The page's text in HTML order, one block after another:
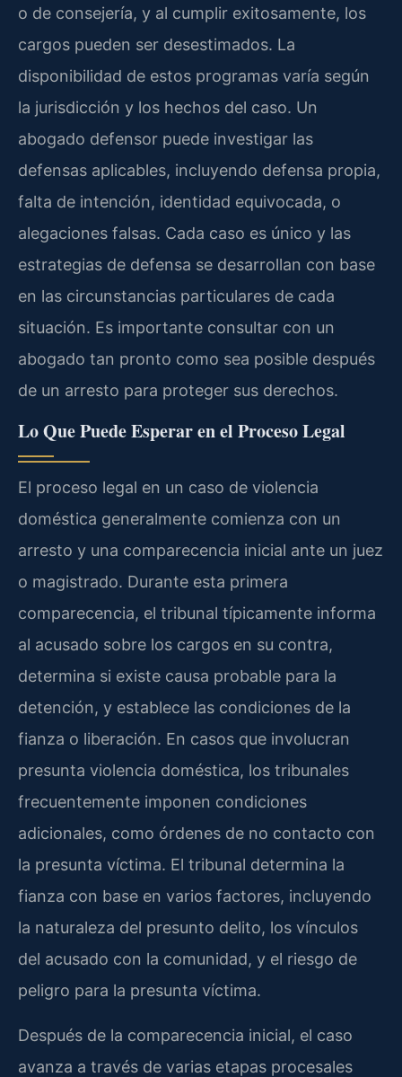
o de consejería, y al cumplir exitosamente, los
cargos pueden ser desestimados. La
disponibilidad de estos programas varía según
la jurisdicción y los hechos del caso. Un
abogado defensor puede investigar las
defensas aplicables, incluyendo defensa propia,
falta de intención, identidad equivocada, o
alegaciones falsas. Cada caso es único y las
estrategias de defensa se desarrollan con base
en las circunstancias particulares de cada
situación. Es importante consultar con un
abogado tan pronto como sea posible después
de un arresto para proteger sus derechos.
Lo Que Puede Esperar en el Proceso Legal
El proceso legal en un caso de violencia
doméstica generalmente comienza con un
arresto y una comparecencia inicial ante un juez
o magistrado. Durante esta primera
comparecencia, el tribunal típicamente informa
al acusado sobre los cargos en su contra,
determina si existe causa probable para la
detención, y establece las condiciones de la
fianza o liberación. En casos que involucran
presunta violencia doméstica, los tribunales
frecuentemente imponen condiciones
adicionales, como órdenes de no contacto con
la presunta víctima. El tribunal determina la
fianza con base en varios factores, incluyendo
la naturaleza del presunto delito, los vínculos
del acusado con la comunidad, y el riesgo de
peligro para la presunta víctima.
Después de la comparecencia inicial, el caso
avanza a través de varias etapas procesales